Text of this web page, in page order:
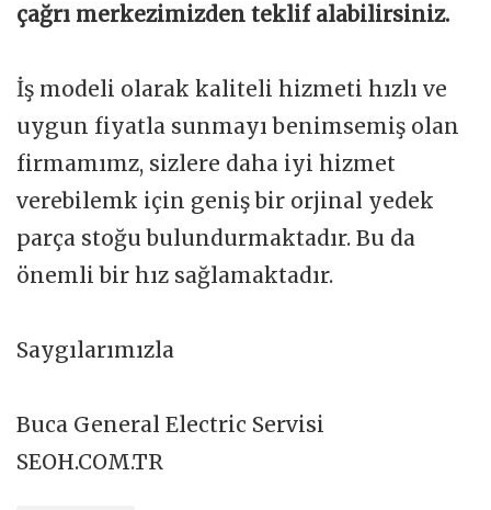
çağrı merkezimizden teklif alabilirsiniz.
İş modeli olarak kaliteli hizmeti hızlı ve
uygun fiyatla sunmayı benimsemiş olan
firmamımz, sizlere daha iyi hizmet
verebilemk için geniş bir orjinal yedek
parça stoğu bulundurmaktadır. Bu da
önemli bir hız sağlamaktadır.
Saygılarımızla
Buca General Electric Servisi
SEOH.COM.TR